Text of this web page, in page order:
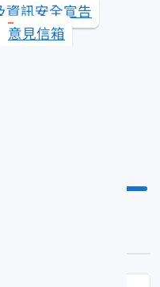
資訊安全宣告
意見信箱